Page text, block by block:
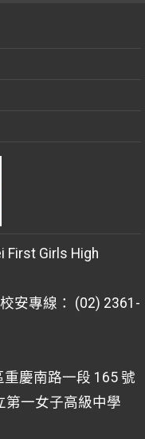
First Girls High
專線： (02) 2361-
慶南路一段 165 號
第一女子高級中學